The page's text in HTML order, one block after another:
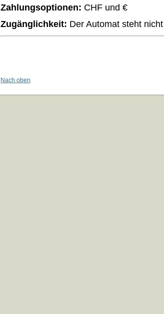
Zahlungsoptionen: CHF und €
Zugänglichkeit: Der Automat steht
Nach oben